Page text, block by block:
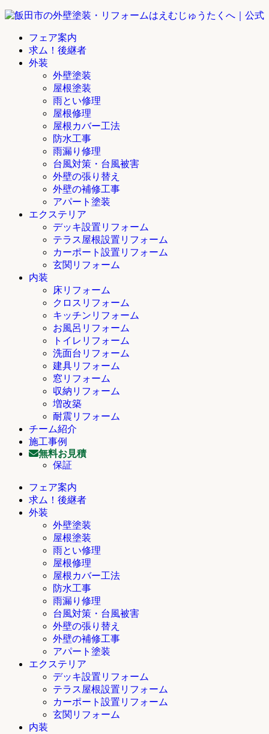
フェア案内
求ム！後継者
外装
外壁塗装
屋根塗装
雨とい修理
屋根修理
屋根カバー工法
防水工事
雨漏り修理
台風対策・台風被害
外壁の張り替え
外壁の補修工事
アパート塗装
エクステリア
デッキ設置リフォーム
テラス屋根設置リフォーム
カーポート設置リフォーム
玄関リフォーム
内装
床リフォーム
クロスリフォーム
キッチンリフォーム
お風呂リフォーム
トイレリフォーム
洗面台リフォーム
建具リフォーム
窓リフォーム
収納リフォーム
増改築
耐震リフォーム
チーム紹介
施工事例
無料お見積
保証
フェア案内
求ム！後継者
外装
外壁塗装
屋根塗装
雨とい修理
屋根修理
屋根カバー工法
防水工事
雨漏り修理
台風対策・台風被害
外壁の張り替え
外壁の補修工事
アパート塗装
エクステリア
デッキ設置リフォーム
テラス屋根設置リフォーム
カーポート設置リフォーム
玄関リフォーム
内装